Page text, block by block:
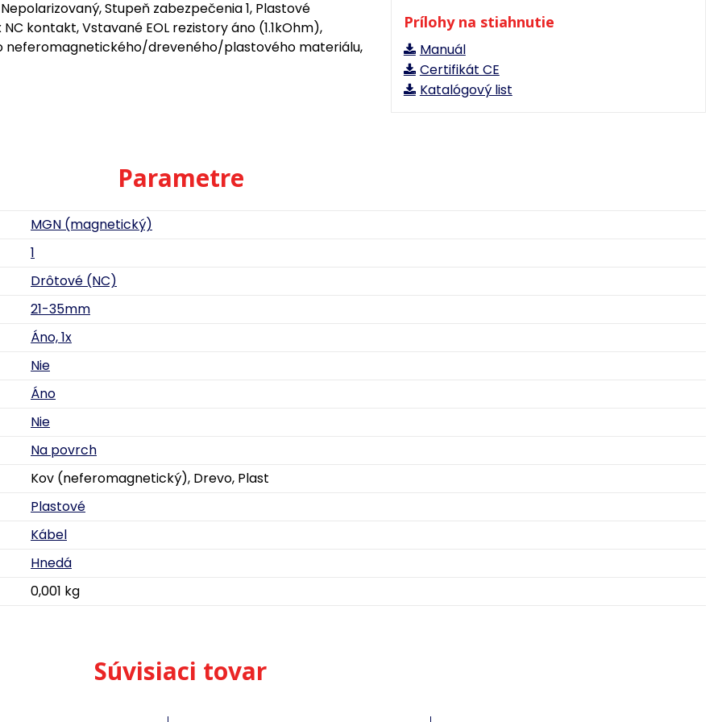
Prílohy na stiahnutie
Manuál
Certifikát CE
Katalógový list
Stupeň zabezpečenia 1, Plastové
kontakt, Vstavané EOL rezistory áno (1.1kOhm),
neferomagnetického/dreveného/plastového materiálu,
Parametre
MGN (magnetický)
1
Drôtové (NC)
21-35mm
Áno, 1x
Nie
Áno
Nie
Na povrch
Kov (neferomagnetický), Drevo, Plast
Plastové
Kábel
Hnedá
0,001 kg
Súvisiaci tovar